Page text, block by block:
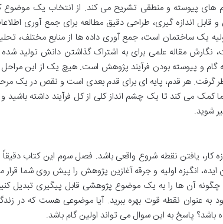
پیوسته و منطقی تشریح می کند. از انتخاب یک موضوع
اندازه گیری، طراحی دقیق مطالعه برای جمع آوری
یک ساختمان است، جمع آوری داده ها از منابع مختلف،
نگارش مقاله علمی برای به اشتراک گذاشتن دانش تولید شده
و پیوسته بودن فرآیند پژوهش است. هیچ یک از این مراحل
گرفت. هر قدم، پایه ای برای قدم بعدی است و نقص در یک
می کند تا یک چشم انداز کلی از کل فرآیند داشته باشید و
شوید.
کار، یافتن نقطه شروع واقعی باشد. فصل سوم این کتاب دقیقاً
انگیزه اولیه و جرقه آغازین پژوهش را پیش روی شما قرار
چگونه آن ها را به یک موضوع پژوهشی قابل پیگیری تبدیل
عنوان نقطه قوت بهره ببرید. آیا موضوعی هست که در
باشد؟ پاسخ به این سوال می تواند اولین گام باشد.